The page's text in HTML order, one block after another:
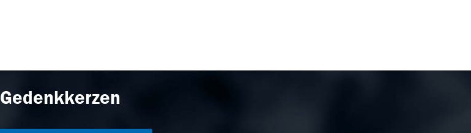
Gedenkkerzen